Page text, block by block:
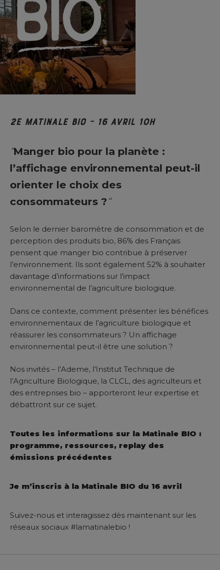
2e Matinale BIO – 16 avril 10h
“Manger bio pour la planète :
l’affichage environnemental peut-il
orienter le choix des
consommateurs ? “
Selon le dernier baromètre de consommation et de
perception des produits bio, 86% des Français
pensent que manger bio contribue à préserver
l’environnement. Ils sont également 52% à souhaiter
davantage d’informations sur l’impact
environnemental de l’agriculture biologique.
Dans ce contexte, comment présenter les bénéfices
environnementaux de l’agriculture biologique et
réassurer les consommateurs ? Un affichage
environnemental peut-il être une solution ?
Nos invités – l’Ademe, l’Institut Technique de
l’Agriculture Biologique, la CLCL, des agriculteurs et
des entreprises bio – apporteront leur expertise et
débattront sur ce sujet.
Toutes les informations sur la Matinale BIO :
programme, ressources, replay des
émissions précédentes
Je m’inscris à la Matinale BIO du 16 avril
Suivez-nous et interagissez dès maintenant sur les
réseaux sociaux #lamatinalebio !